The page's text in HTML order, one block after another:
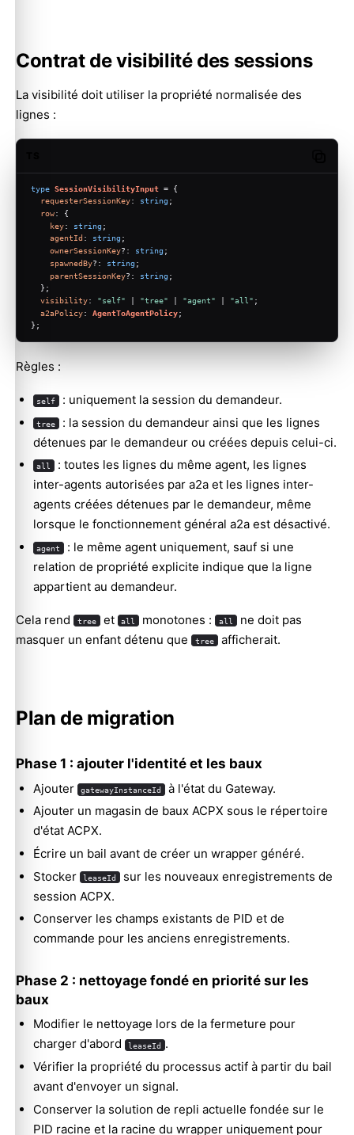
Contrat de visibilité des sessions
La visibilité doit utiliser la propriété normalisée des
lignes :
type SessionVisibilityInput = {
requesterSessionKey: string ;
row: {
key: string ;
agentId : string ;
ownerSessionKey?: string ;
spawnedBy?: string ;
parentSessionKey?: string ;
  };
visibility: "self" | "tree" | "agent" | "all" ;
a2aPolicy: AgentToAgentPolicy;
};
Règles :
self : uniquement la session du demandeur.
tree
: la session du demandeur ainsi que les lignes
détenues par le demandeur ou créées depuis celui-ci.
all
: toutes les lignes du même agent, les lignes
inter-agents autorisées par a2a et les lignes inter-
agents créées détenues par le demandeur, même
lorsque le fonctionnement général a2a est désactivé.
agent
: le même agent uniquement, sauf si une
relation de propriété explicite indique que la ligne
appartient au demandeur.
Cela rend tree et all monotones : all ne doit pas
masquer un enfant détenu que
tree afficherait.
Plan de migration
Phase 1 : ajouter l'identité et les baux
Ajouter gatewayInstanceId
à l'état du Gateway.
Ajouter un magasin de baux ACPX sous le répertoire
d'état ACPX.
Écrire un bail avant de créer un wrapper généré.
Stocker
leaseId
sur les nouveaux enregistrements de
session ACPX.
Conserver les champs existants de PID et de
commande pour les anciens enregistrements.
Phase 2 : nettoyage fondé en priorité sur les
baux
Modifier le nettoyage lors de la fermeture pour
charger d'abord
leaseId .
Vérifier la propriété du processus actif à partir du bail
avant d'envoyer un signal.
Conserver la solution de repli actuelle fondée sur le
PID racine et la racine du wrapper uniquement pour